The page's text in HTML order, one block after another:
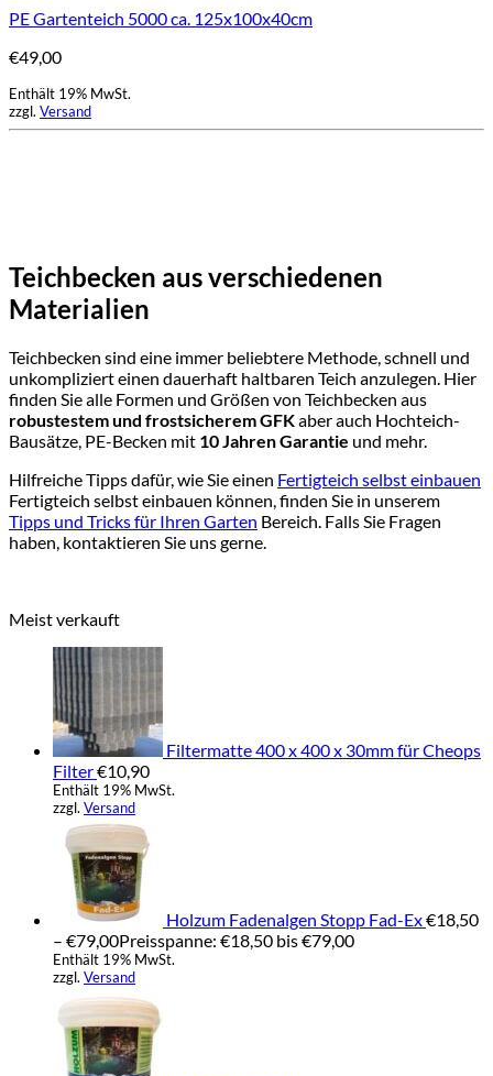
PE Gartenteich 5000 ca. 125x100x40cm
€49,00
Enthält 19% MwSt.
zzgl. Versand
Teichbecken aus verschiedenen
Materialien
Teichbecken sind eine immer beliebtere Methode, schnell und
unkompliziert einen dauerhaft haltbaren Teich anzulegen. Hier
finden Sie alle Formen und Größen von Teichbecken aus
robustestem und frostsicherem GFKaber auch Hochteich-
Bausätze, PE-Becken mit 10 Jahren Garantie und mehr.
Hilfreiche Tipps dafür, wie Sie einen Fertigteich selbst einbauen
Fertigteich selbst einbauen können, finden Sie in unserem
Tipps und Tricks für Ihren Garten Bereich. Falls Sie Fragen
haben, kontaktieren Sie uns gerne.
Meist verkauft
Filtermatte 400 x 400 x 30mm für Cheops
Filter€10,90
Enthält 19% MwSt.
zzgl. Versand
Holzum Fadenalgen Stopp Fad-Ex€18,50
– €79,00Preisspanne: €18,50 bis €79,00
Enthält 19% MwSt.
zzgl. Versand